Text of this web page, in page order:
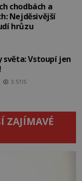
chodbách a
Nejděsivější
hrůzu
jen
3.5TIS
ZAJÍMAVÉ